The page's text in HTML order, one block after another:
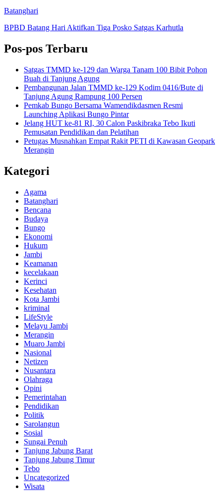
Batanghari
BPBD Batang Hari Aktifkan Tiga Posko Satgas Karhutla
Pos-pos Terbaru
Satgas TMMD ke-129 dan Warga Tanam 100 Bibit Pohon
Buah di Tanjung Agung
Pembangunan Jalan TMMD ke-129 Kodim 0416/Bute di
Tanjung Agung Rampung 100 Persen
Pemkab Bungo Bersama Wamendikdasmen Resmi
Launching Aplikasi Bungo Pintar
Jelang HUT ke-81 RI, 30 Calon Paskibraka Tebo Ikuti
Pemusatan Pendidikan dan Pelatihan
Petugas Musnahkan Empat Rakit PETI di Kawasan Geopark
Merangin
Kategori
Agama
Batanghari
Bencana
Budaya
Bungo
Ekonomi
Hukum
Jambi
Keamanan
kecelakaan
Kerinci
Kesehatan
Kota Jambi
kriminal
LifeStyle
Melayu Jambi
Merangin
Muaro Jambi
Nasional
Netizen
Nusantara
Olahraga
Opini
Pemerintahan
Pendidikan
Politik
Sarolangun
Sosial
Sungai Penuh
Tanjung Jabung Barat
Tanjung Jabung Timur
Tebo
Uncategorized
Wisata